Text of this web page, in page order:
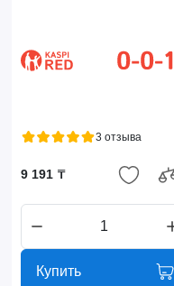
3 отзыва
9 191 ₸
Купить